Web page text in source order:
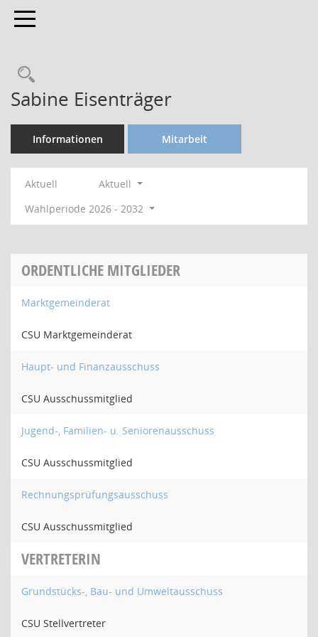
Toggle navigation
Rechercheauswahl
Sabine Eisenträger
Informationen Mitarbeit
Aktuell
Aktuell
Wahlperiode 2026 - 2032
ORDENTLICHE MITGLIEDER
Marktgemeinderat
CSU Marktgemeinderat
Haupt- und Finanzausschuss
CSU Ausschussmitglied
Jugend-, Familien- u. Seniorenausschuss
CSU Ausschussmitglied
Rechnungsprüfungsausschuss
CSU Ausschussmitglied
VERTRETERIN
Grundstücks-, Bau- und Umweltausschuss
CSU Stellvertreter